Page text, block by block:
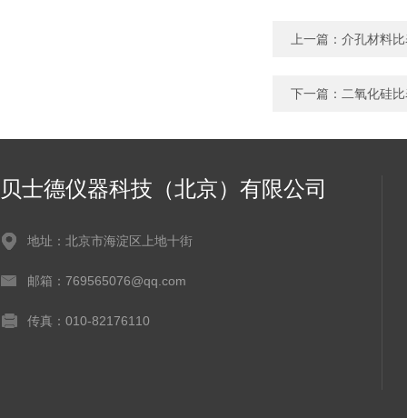
上一篇： 介孔材料
下一篇： 二氧化硅
贝士德仪器科技（北京）有限公司
地址：北京市海淀区上地十街
邮箱：769565076@qq.com
传真：010-82176110